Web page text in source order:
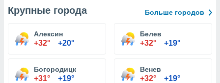
Крупные города Больше городов
Алексин
+32° +20°
Белев
+32° +19°
Богородицк
+31° +19°
Венев
+32° +19°